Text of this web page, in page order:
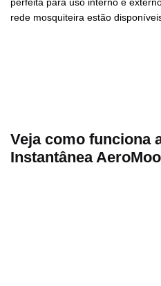
rede mosquiteira estão
Veja como funciona
Instantânea